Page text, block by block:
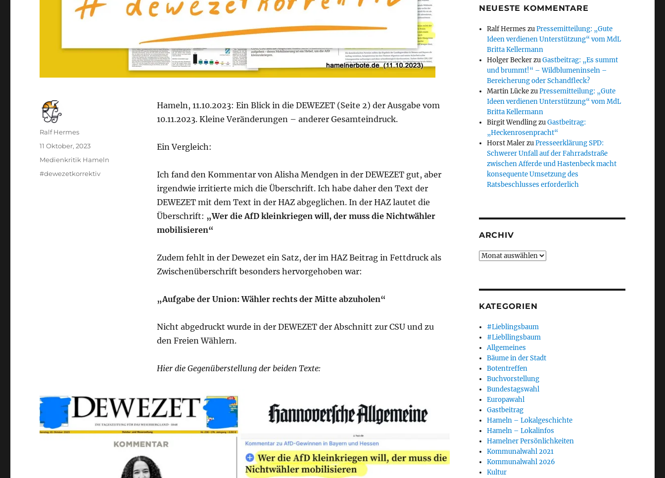
Hameln, 11.10.2023: Ein Blick in die DEWEZET (Seite 2) der Ausgabe vom
10.11.2023. Kleine Veränderungen – anderer Gesamteindruck.
Ein Vergleich:
Ich fand den Kommentar von Alisha Mendgen in der DEWEZET gut, aber
irgendwie irritierte mich die Überschrift. Ich habe daher den Text der
DEWEZET mit dem Text in der HAZ abgeglichen. In der HAZ lautet die
Überschrift: „Wer die AfD kleinkriegen will, der muss die Nichtwähler
mobilisieren“
Zudem fehlt in der Dewezet ein Satz, der im HAZ Beitrag in Fettdruck als
Zwischenüberschrift besonders hervorgehoben war:
„Aufgabe der Union: Wähler rechts der Mitte abzuholen“
Nicht abgedruckt wurde in der DEWEZET der Abschnitt zur CSU und zu
den Freien Wählern.
Hier die Gegenüberstellung der beiden Texte:
Autor
Ralf Hermes
Veröffentlicht
11 Oktober, 2023
Kategorien
Medienkritik Hameln
Schlagwörter
#dewezetkorrektiv
NEUESTE KOMMENTARE
Ralf Hermes zuPressemitteilung: „Gute
Ideen verdienen Unterstützung“ vom MdL
Britta Kellermann
Holger BeckerzuGastbeitrag: „Es summt
und brummt!“ – Wildblumeninseln –
Bereicherung oder Schandfleck?
Martin LückezuPressemitteilung: „Gute
Ideen verdienen Unterstützung“ vom MdL
Britta Kellermann
Birgit WendlingzuGastbeitrag:
„Heckenrosenpracht“
Horst MalerzuPresseerklärung SPD:
Schwerer Unfall auf der Fahrradstraße
zwischen Afferde und Hastenbeck macht
konsequente Umsetzung des
Ratsbeschlusses erforderlich
ARCHIV
Archiv
KATEGORIEN
#Lieblingsbaum
#Liebllingsbaum
Allgemeines
Bäume in der Stadt
Botentreffen
Buchvorstellung
Bundestagswahl
Europawahl
Gastbeitrag
Hameln – Lokalgeschichte
Hameln – Lokalinfos
Hamelner Persönlichkeiten
Kommunalwahl 2021
Kommunalwahl 2026
Kultur